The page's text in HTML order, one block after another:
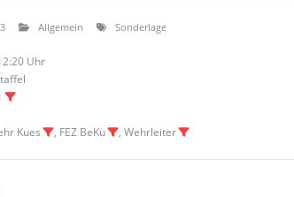
Allgemein Sonderlage
Uhr
Kues , FEZ BeKu , Wehrleiter